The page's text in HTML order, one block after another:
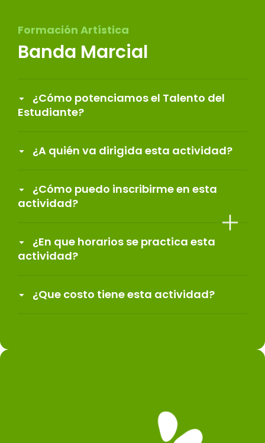
Formación Artística
Banda Marcial
¿Cómo potenciamos el Talento del
Estudiante?
¿A quién va dirigida esta actividad?
¿Cómo puedo inscribirme en esta
actividad?
¿En que horarios se practica esta
actividad?
¿Que costo tiene esta actividad?